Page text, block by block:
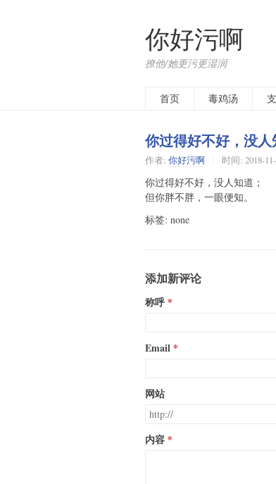
你好污啊
撩他/她更污更湿润
首页
毒鸡汤
你过得好不好，没人
作者: 你好污啊 时间: 2018-
你过得好不好，没人知道；
但你胖不胖，一眼便知。
标签: none
添加新评论
称呼
Email
网站
内容